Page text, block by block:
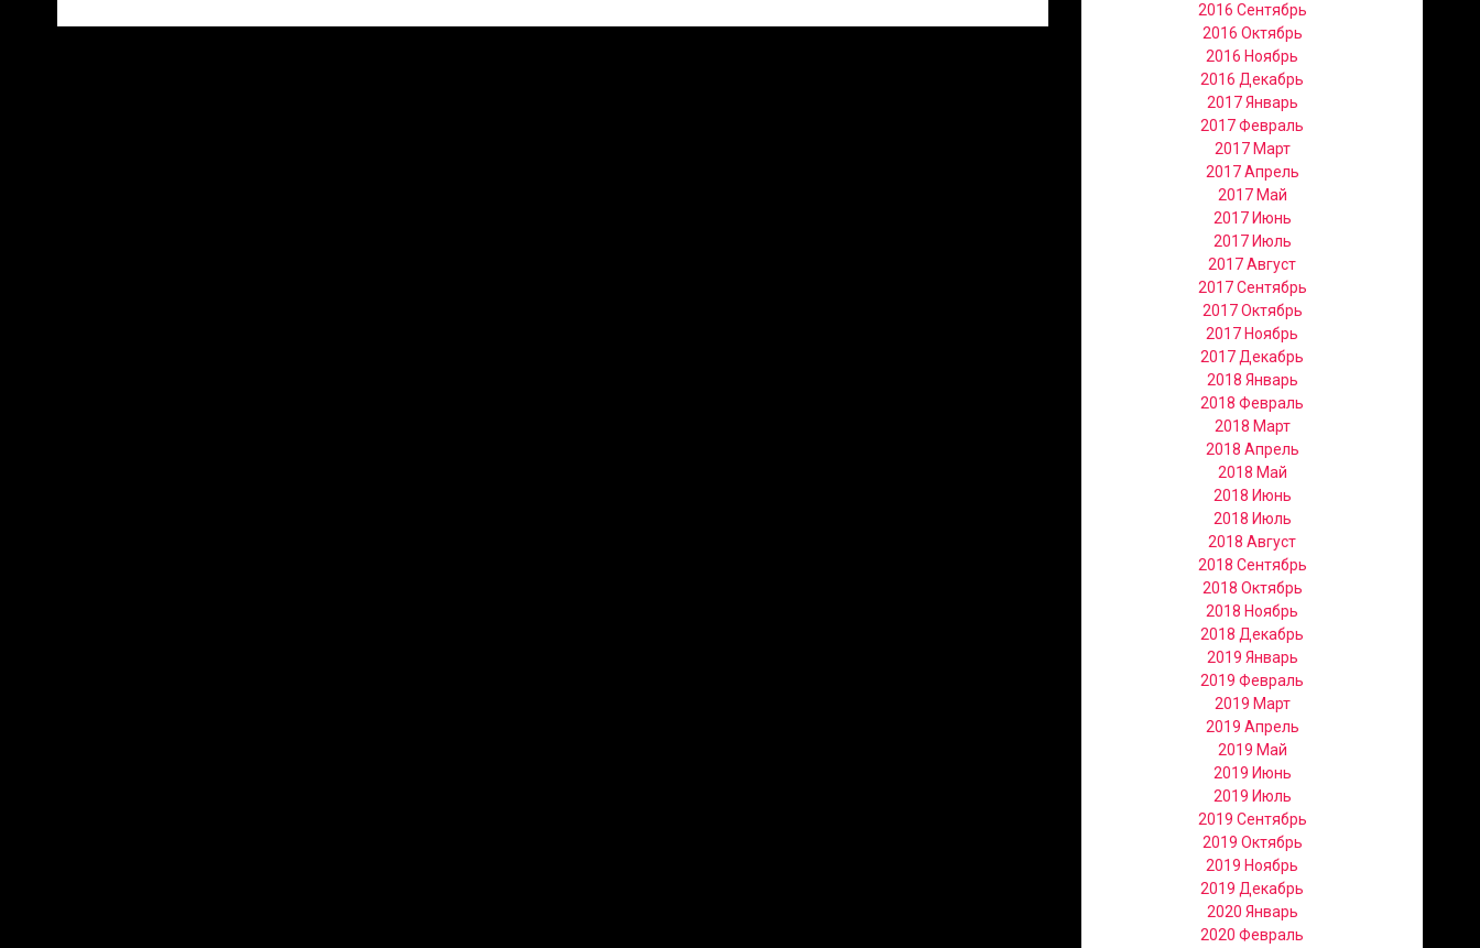
2016 Сентябрь
2016 Октябрь
2016 Ноябрь
2016 Декабрь
2017 Январь
2017 Февраль
2017 Март
2017 Апрель
2017 Май
2017 Июнь
2017 Июль
2017 Август
2017 Сентябрь
2017 Октябрь
2017 Ноябрь
2017 Декабрь
2018 Январь
2018 Февраль
2018 Март
2018 Апрель
2018 Май
2018 Июнь
2018 Июль
2018 Август
2018 Сентябрь
2018 Октябрь
2018 Ноябрь
2018 Декабрь
2019 Январь
2019 Февраль
2019 Март
2019 Апрель
2019 Май
2019 Июнь
2019 Июль
2019 Сентябрь
2019 Октябрь
2019 Ноябрь
2019 Декабрь
2020 Январь
2020 Февраль